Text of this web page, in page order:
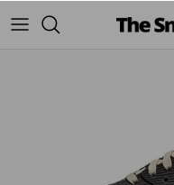
BAPE - A Bathing Ape